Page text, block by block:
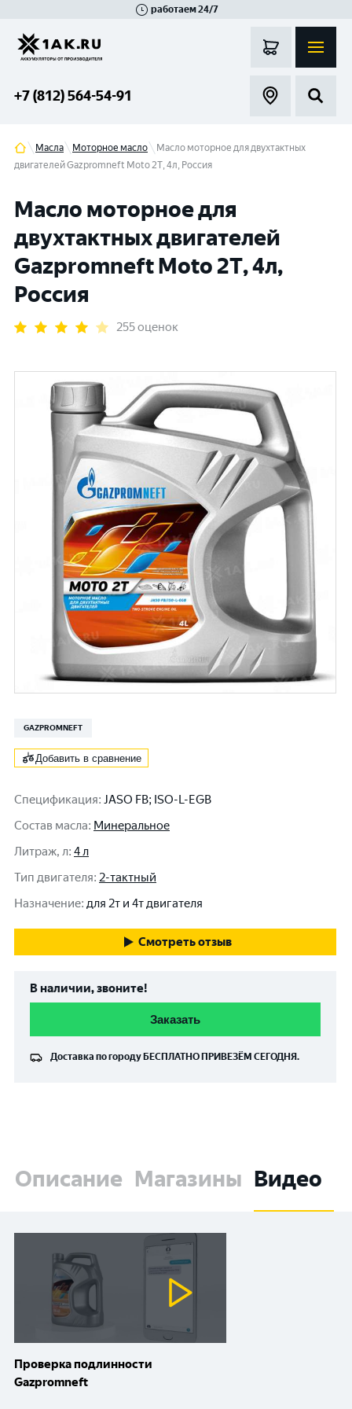
работаем 24/7
+7 (812) 564-54-91
Масла Моторное масло
Масло моторное для двухтактных
двигателей Gazpromneft Мoto 2Т, 4л, Россия
Масло моторное для
двухтактных двигателей
Gazpromneft Мoto 2Т, 4л,
Россия
255 оценок
GAZPROMNEFT
Добавить в сравнение
Спецификация: JASO FB; ISO-L-EGB
Состав масла: Минеральное
Литраж, л: 4 л
Тип двигателя: 2-тактный
Назначение: для 2т и 4т двигателя
Смотреть отзыв
В наличии, звоните!
Заказать
Доставка по городу БЕСПЛАТНО ПРИВЕЗЁМ СЕГОДНЯ.
Описание Магазины Видео
Проверка подлинности
Gazpromneft
Гатчина